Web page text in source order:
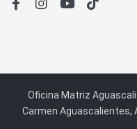
Oficina Matriz
Carmen Aguascalientes,